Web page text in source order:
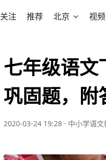
关注 推荐 北京 视频
七年级语文
巩固题，附
2020-03-24 19:28 · 中小学语文